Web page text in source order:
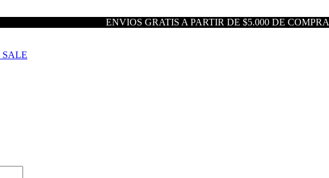
ENVIOS GRATIS A PARTIR DE $5.000 DE COMPRA
SALE